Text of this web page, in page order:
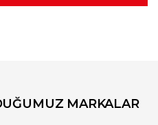
MARKALAR